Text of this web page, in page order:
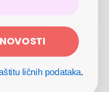
VIŠE
ličnih podataka.